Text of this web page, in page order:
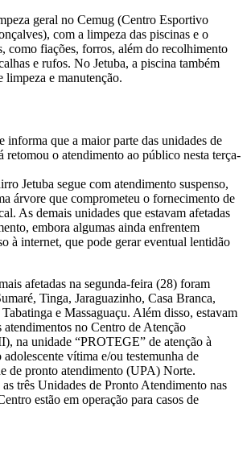
geral no Cemug (Centro Esportivo
com a limpeza das piscinas e o
como fiações, forros, além do recolhimento
e rufos. No Jetuba, a piscina também
limpeza e manutenção.
informa que a maior parte das unidades de
retomou o atendimento ao público nesta terça-
Jetuba segue com atendimento suspenso,
árvore que comprometeu o fornecimento de
As demais unidades que estavam afetadas
embora algumas ainda enfrentem
à internet, que pode gerar eventual lentidão
afetadas na segunda-feira (28) foram
Tinga, Jaraguazinho, Casa Branca,
e Massaguaçu. Além disso, estavam
atendimentos no Centro de Atenção
na unidade “PROTEGE” de atenção à
adolescente vítima e/ou testemunha de
de pronto atendimento (UPA) Norte.
três Unidades de Pronto Atendimento nas
estão em operação para casos de